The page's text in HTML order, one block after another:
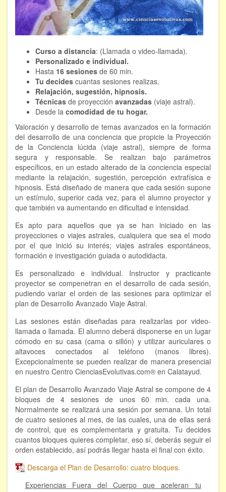
Radiestesia
Runas
Tarot
Viaje astral
EVENTOS
FORMACIÓN
Viaje Astral, Evolución de la conciencia
Bioenergía Cuántica Evolutiva
Limpieza de las energías - - Próximamente TALLER
PRÁCTICO
NOTICIAS Y ENTREVISTAS
TERAPIAS
Aura y energías. Limpieza
Sincroinducción. Entrenamiento mental
Hipnosis clínica
Hipnosis proyectiva
Hipnosis regresiva
Bioenergía. Sanación energética
DESCARGAS
Curso a distancia: (Llamada o video-llamada).
Personalizado e individual.
Hasta 16 sesiones de 60 min.
Tu decides cuantas sesiones realizas.
Relajación, sugestión, hipnosis.
Técnicas de proyección avanzadas (viaje astral).
Desde la comodidad de tu hogar.
Valoración y desarrollo de temas avanzados en la formación
del desarrollo de una conciencia que propicie la Proyección
de la Conciencia lúcida (viaje astral), siempre de forma
segura y responsable. Se realizan bajo parámetros
específicos, en un estado alterado de la conciencia especial
mediante la relajación, sugestión, percepción extrafísica e
hipnosis. Está diseñado de manera que cada sesión supone
un estímulo, superior cada vez, para el alumno proyector y
que también va aumentando en dificultad e intensidad.
Es apto para aquellos que ya se han iniciado en las
proyecciones o viajes astrales, cualquiera que sea el modo
por el que inició su interés; viajes astrales espontáneos,
formación e investigación guiada o autodidacta.
Es personalizado e individual. Instructor y practicante
proyector se compenetran en el desarrollo de cada sesión,
pudiendo variar el orden de las sesiones para optimizar el
plan de Desarrollo Avanzado Viaje Astral.
Las sesiones están diseñadas para realizarlas por video-
llamada o llamada. El alumno deberá disponerse en un lugar
cómodo en su casa (cama o sillón) y utilizar auriculares o
altavoces conectados al teléfono (manos libres).
Excepcionalmente se pueden realizar de manera presencial
en nuestro Centro CienciasEvolutivas.com® en Calatayud.
El plan de Desarrollo Avanzado Viaje Astral se compone de 4
bloques de 4 sesiones de unos 60 min. cada una.
Normalmente se realizará una sesión por semana. Un total
de cuatro sesiones al mes, de las cuales, una de ellas será
de control, que es complementaria y gratuita. Tu decides
cuantos bloques quieres completar, eso sí, deberás seguir el
orden establecido, así podrás llegar hasta el final con éxito.
Descarga el Plan de Desarrollo: cuatro bloques.
Experiencias Fuera del Cuerpo que aceleran tu